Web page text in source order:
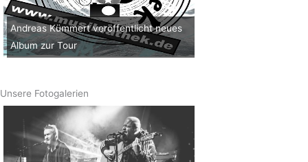
Andreas Kümmert veröffentlicht neues
Album zur Tour
Unsere Fotogalerien